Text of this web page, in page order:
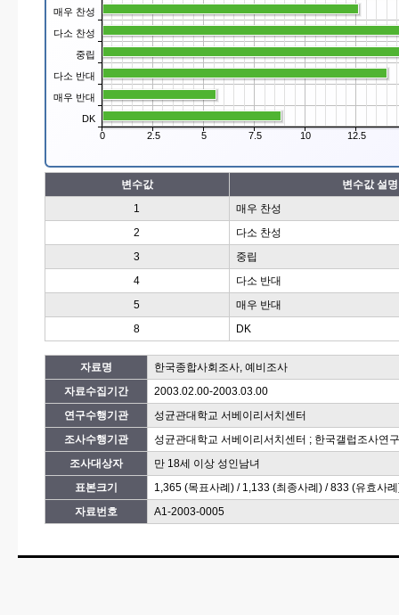
매우 찬성
다소 찬성
중립
다소 반대
매우 반대
DK
0 2.5 5 7.5 10 12.5
변수값
변수값 설명
1
매우 찬성
2
다소 찬성
3
중립
4
다소 반대
5
매우 반대
8
DK
자료명
한국종합사회조사, 예비조사
자료수집기간
2003.02.00-2003.03.00
연구수행기관
성균관대학교 서베이리서치센터
조사수행기관
성균관대학교 서베이리서치센터 ; 한국갤럽조사연
조사대상자
만 18세 이상 성인남녀
표본크기
1,365 (목표사례) / 1,133 (최종사례) / 833 (유효사
자료번호
A1-2003-0005